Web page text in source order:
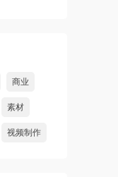
商业
素材
视频制作